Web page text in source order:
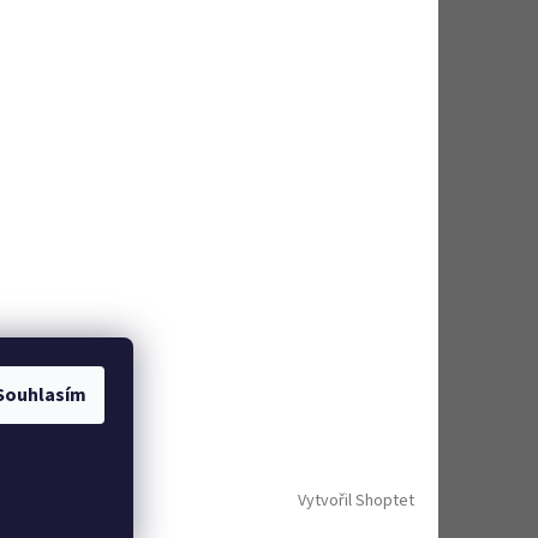
Vytvořil Shoptet